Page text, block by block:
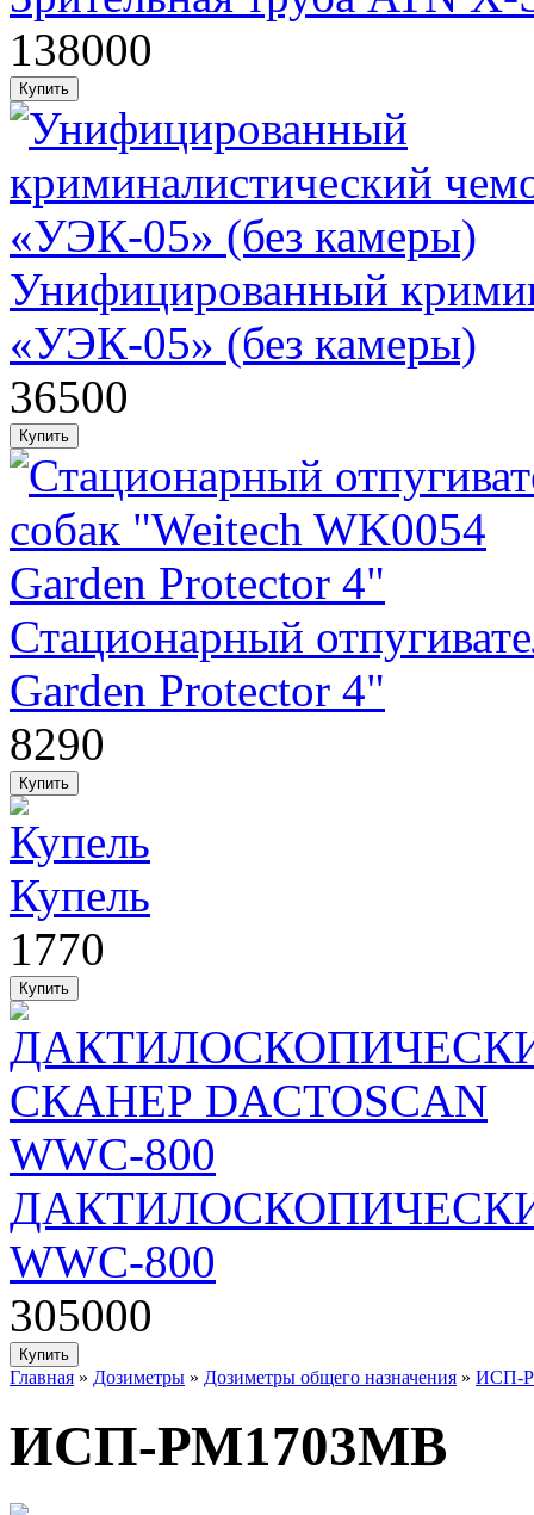
138000
Унифицированный
«УЭК-05» (без камеры)
36500
Стационарный
Garden Protector 4"
8290
Купель
1770
WWC-800
305000
Главная » Дозиметры » Дозиметры общего назначения » ИСП-
ИСП-РМ1703МB